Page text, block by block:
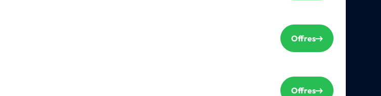
Offres
Offres